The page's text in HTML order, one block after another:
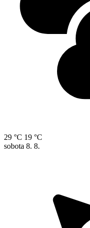
29 °C 19 °C
sobota 8. 8.